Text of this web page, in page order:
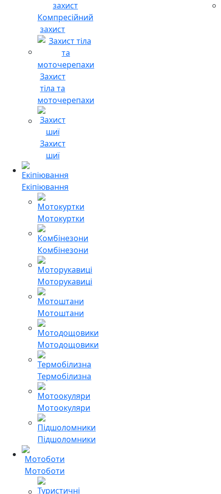
Компресійний
захист
Захист
тіла та
моточерепахи
Захист
шиї
Екіпіювання
Мотокуртки
Комбінезони
Моторукавиці
Мотоштани
Мотодощовики
Термобілизна
Мотоокуляри
Підшоломники
Мотоботи